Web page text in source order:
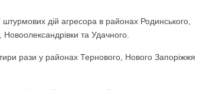
дій агресора в районах Родинського,
та Удачного.
рази у районах Тернового, Нового Запоріжжя